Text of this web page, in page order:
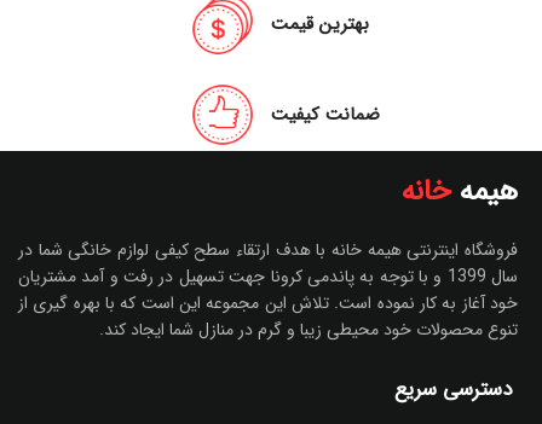
بهترین قیمت
ضمانت کیفیت
هیمه خانه
فروشگاه اینترنتی هیمه خانه با هدف ارتقاء سطح کیفی لوازم خانگی شما در
سال 1399 و با توجه به پاندمی کرونا جهت تسهیل در رفت و آمد مشتریان
خود آغاز به کار نموده است. تلاش این مجموعه این است که با بهره گیری از
تنوع محصولات خود محیطی زیبا و گرم در منازل شما ایجاد کند.
دسترسی سریع